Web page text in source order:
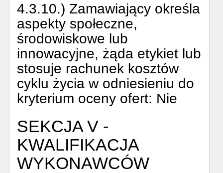
4.3.10.) Zamawiający określa
aspekty społeczne,
środowiskowe lub
innowacyjne, żąda etykiet lub
stosuje rachunek kosztów
cyklu życia w odniesieniu do
kryterium oceny ofert: Nie
SEKCJA V -
KWALIFIKACJA
WYKONAWCÓW